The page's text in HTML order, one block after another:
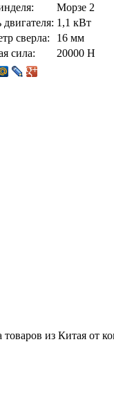
Морзе 2
1,1 кВт
сверла:
16 мм
сила:
20000 Н
из Китая от